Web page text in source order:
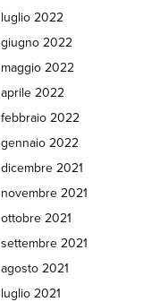
luglio 2022
giugno 2022
maggio 2022
aprile 2022
febbraio 2022
gennaio 2022
dicembre 2021
novembre 2021
ottobre 2021
settembre 2021
agosto 2021
luglio 2021